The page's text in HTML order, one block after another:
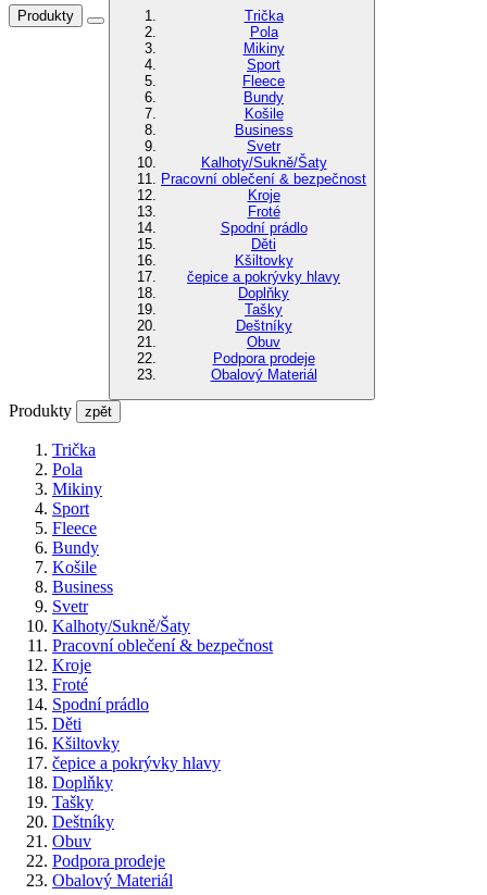
Produkty
Trička
Pola
Mikiny
Sport
Fleece
Bundy
Košile
Business
Svetr
Kalhoty/Sukně/Šaty
Pracovní oblečení & bezpečnost
Kroje
Froté
Spodní prádlo
Děti
Kšiltovky
čepice a pokrývky hlavy
Doplňky
Tašky
Deštníky
Obuv
Podpora prodeje
Obalový Materiál
Produkty zpět
Trička
Pola
Mikiny
Sport
Fleece
Bundy
Košile
Business
Svetr
Kalhoty/Sukně/Šaty
Pracovní oblečení & bezpečnost
Kroje
Froté
Spodní prádlo
Děti
Kšiltovky
čepice a pokrývky hlavy
Doplňky
Tašky
Deštníky
Obuv
Podpora prodeje
Obalový Materiál